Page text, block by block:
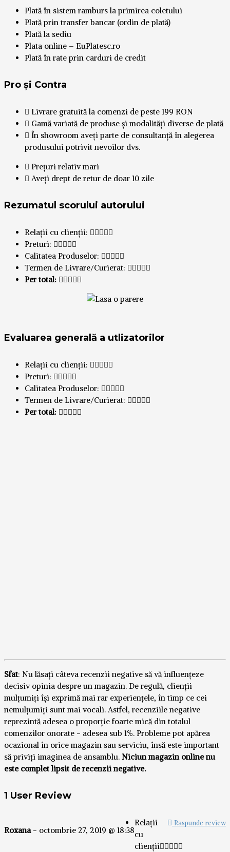
Plată în sistem ramburs la primirea coletului
Plată prin transfer bancar (ordin de plată)
Plată la sediu
Plata online – EuPlatesc.ro
Plată în rate prin carduri de credit
Pro și Contra
Livrare gratuită la comenzi de peste 199 RON
Gamă variată de produse și modalități diverse de plată
În showroom aveți parte de consultanță în alegerea
produsului potrivit nevoilor dvs.
Prețuri relativ mari
Aveți drept de retur de doar 10 zile
Rezumatul scorului autorului
Relații cu clienții:
Preturi:
Calitatea Produselor:
Termen de Livrare/Curierat:
Per total:
Evaluarea generală a utlizatorilor
Relații cu clienții:
Preturi:
Calitatea Produselor:
Termen de Livrare/Curierat:
Per total:
Sfat: Nu lăsați câteva recenzii negative să vă influențeze
decisiv opinia despre un magazin. De regulă, clienții
mulțumiți își exprimă mai rar experiențele, în timp ce cei
nemulțumiți sunt mai vocali. Astfel, recenziile negative
reprezintă adesea o proporție foarte mică din totalul
comenzilor onorate - adesea sub 1%. Probleme pot apărea
ocazional în orice magazin sau serviciu, însă este important
să priviți imaginea de ansamblu. Niciun magazin online nu
este complet lipsit de recenzii negative.
1 User Review
Roxana- octombrie 27, 2019 @ 18:38
Raspunde review
Relații
cu
clienții